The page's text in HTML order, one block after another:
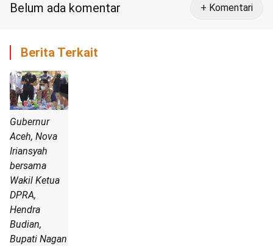
Belum ada komentar + Komentari
Berita Terkait
Gubernur
Aceh, Nova
Iriansyah
bersama
Wakil Ketua
DPRA,
Hendra
Budian,
Bupati Nagan